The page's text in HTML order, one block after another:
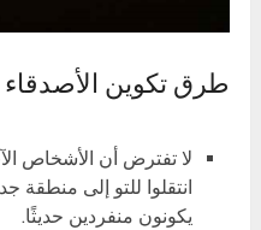
طرق تكوين
لا تفترض أن الأشخاص
انتقلوا للتو إلى منطقة
يكونون منفردين حديثًا.